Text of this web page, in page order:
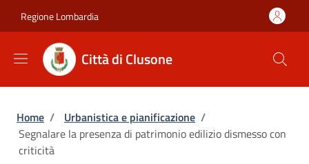
Regione Lombardia
Città di Clusone
Briciole di pane
Home / Urbanistica e pianificazione /
Segnalare la presenza di patrimonio edilizio dismesso con
criticità